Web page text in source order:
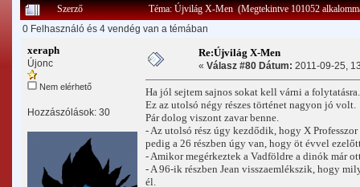
Szerző
Téma: Újvilág X-Men (Megtekintve 101052
0 Felhasználó és 4 vendég van a témában
xeraph
Újonc
Nem elérhető
Hozzászólások: 30
Re:Újvilág X-Men
« Válasz #80 Dátum: 2011-09-25,
Ha jól sejtem sajnos sokat kell várni a folytatásra.
Ez az utolsó négy részes történet nagyon jó volt.
Pár dolog viszont zavar benne.
- Az utolsó rész úgy kezdődik, hogy X
pedig a 26 részben úgy van, hogy öt évvel
- Amikor megérkeztek a Vadföldre a dinók már
- A 96-ik részben Jean visszaemlékszik, hogy
él.